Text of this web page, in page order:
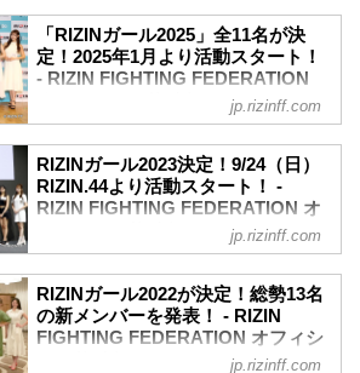
いたい方は是非、RIZINガール2026追加
オーディションに応募しよう！
RIZINガール2026追加募集オーディショ
ン募集要項
2026年6月3日（水）～6月10日（水）
募集規定
年齢 16歳以上30歳未満（2026年6月末日
時点）
ダンスor歌唱力に自信がある方
2026オーディションの募集が9月26日
（金）よりスタートするぞ！
RIZINガール2026として様々な活動を行
RIZINガール2026オーディション スケジ
ュール
期間・日時 内容
9月26日（金）〜10月17日（金） 募集期
10月18日（土）〜10月21日（火） 一次審
査 書類審査
11月5日（水）〜11月7日（金） 二次審査
対面審査（面談）
11月17日（月）〜11月21...
「RIZINガール2025」全11名が決
定！2025年1月より活動スタート！
- RIZIN FIGHTING FEDERATION
る「RIZINガール2025」のメンバーが決
定したぞ！
応募総数約400名の中から、一次、二次審
んと11名！彼女たちの初舞台は、来年
2025年1月からスタート！
リングを華麗に彩る「RIZINガール
2025」を、みんなで応援しよう！
RIZINガール2025 任期
2025年1月1日〜2025年12月31日（予定）
jp.rizinff.com
RIZINガール2023決定！9/24（日）
RIZIN.44より活動スタート！ -
RIZIN FIGHTING FEDERATION オ
る「RIZINガール2023」のメンバーが決
定したぞ！これまでのRIZINガールのコン
セプトから一転、「歌」と「ダンス」を
jp.rizinff.com
RIZINガール2022が決定！総勢13名
の新メンバーを発表！ - RIZIN
FIGHTING FEDERATION オフィシ
jp.rizinff.com